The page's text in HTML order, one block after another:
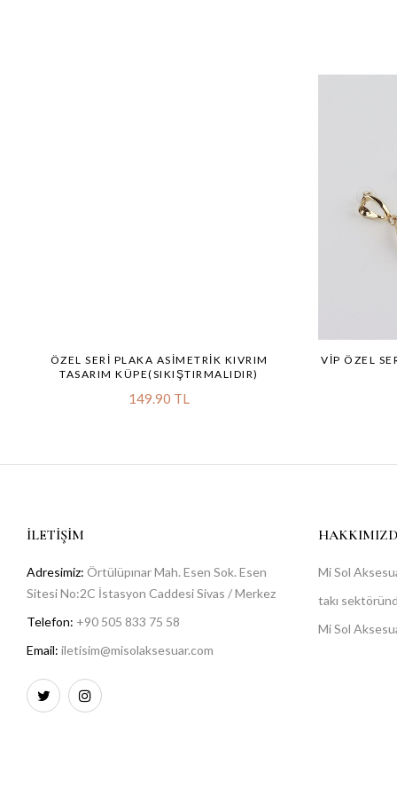
ÖZEL SERI PLAKA ASIMETRIK KIVRIM
TASARIM KÜPE(SIKIŞTIRMALIDIR)
149.90 TL
VİP ÖZEL
İLETIŞIM
Adresimiz: Örtülüpınar Mah. Esen Sok. Esen
Sitesi No:2C İstasyon Caddesi Sivas / Merkez
Telefon: +90 505 833 75 58
Email: iletisim@misolaksesuar.com
Mi Sol
takı
Mi Sol